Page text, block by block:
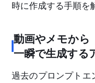
時に作成する手順を
動画やメモから
一瞬で生成する
過去のプロンプトエ